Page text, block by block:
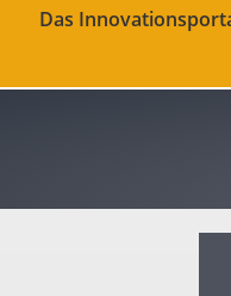
Das